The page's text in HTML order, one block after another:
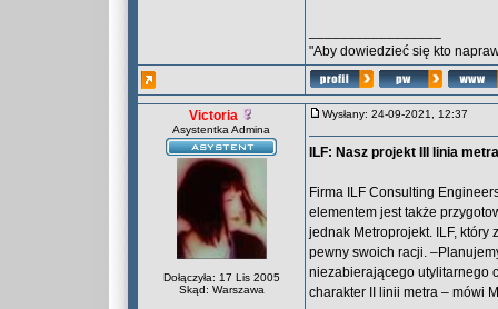
"Aby dowiedzieć się kto
Victoria
Asystentka Admina
Dołączyła: 17 Lis 2005
Skąd: Warszawa
Wysłany: 24-09-2021, 12:37
ILF: Nasz projekt III linia
Firma ILF Consulting
elementem jest także
jednak Metroprojekt. ILF, który
pewny swoich racji.
niezabierającego utylitarnego
charakter II linii metra – mówi